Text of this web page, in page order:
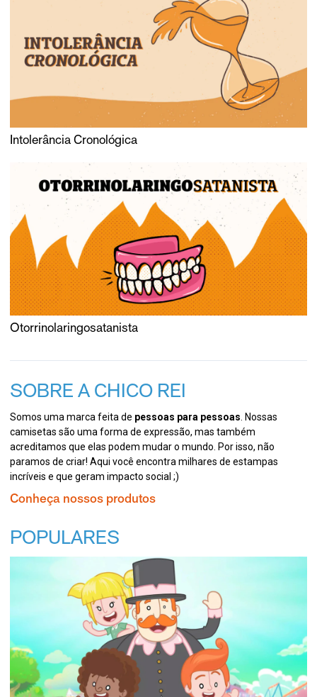
Intolerância Cronológica
Otorrinolaringosatanista
SOBRE A CHICO REI
Somos uma marca feita de pessoas para pessoas . Nossas
camisetas são uma forma de expressão, mas também
acreditamos que elas podem mudar o mundo. Por isso, não
paramos de criar! Aqui você encontra milhares de estampas
incríveis e que geram impacto social ;)
Conheça nossos produtos
POPULARES